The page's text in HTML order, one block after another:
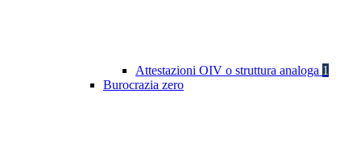
Attestazioni OIV o struttura analoga 1
Burocrazia zero